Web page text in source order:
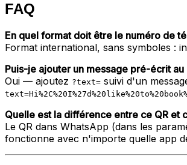
FAQ
En quel format doit être le numéro de
Format international, sans symboles :
Puis-je ajouter un message pré-écrit au
Oui — ajoutez ?text= suivi d'un
Quelle est la différence entre ce QR et
Le QR dans WhatsApp (dans les
fonctionne avec n'importe quelle app